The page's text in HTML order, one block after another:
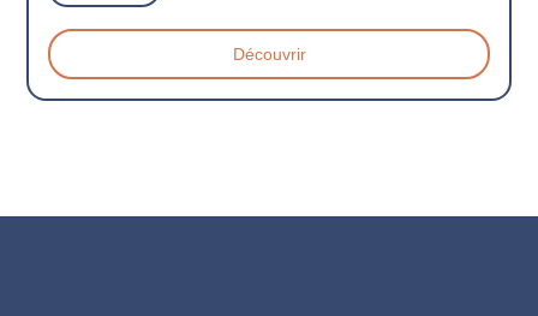
Découvrir